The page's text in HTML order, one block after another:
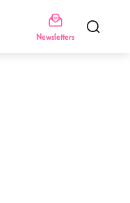
Newsletters